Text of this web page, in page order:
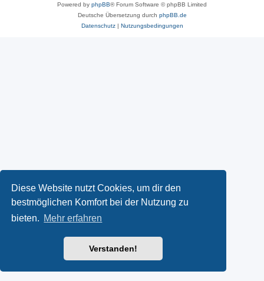
Diese Website nutzt Cookies, um dir den
bestmöglichen Komfort bei der Nutzung zu
bieten. Mehr erfahren
Verstanden!
Powered by phpBB® Forum Software © phpBB Limited
Deutsche Übersetzung durch phpBB.de
Datenschutz| Nutzungsbedingungen